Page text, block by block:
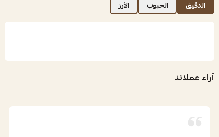
الدقيق
الحبوب الأرز
آراء عملائنا